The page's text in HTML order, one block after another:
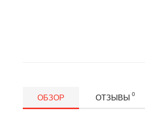
ОБЗОР ОТЗЫВЫ 0